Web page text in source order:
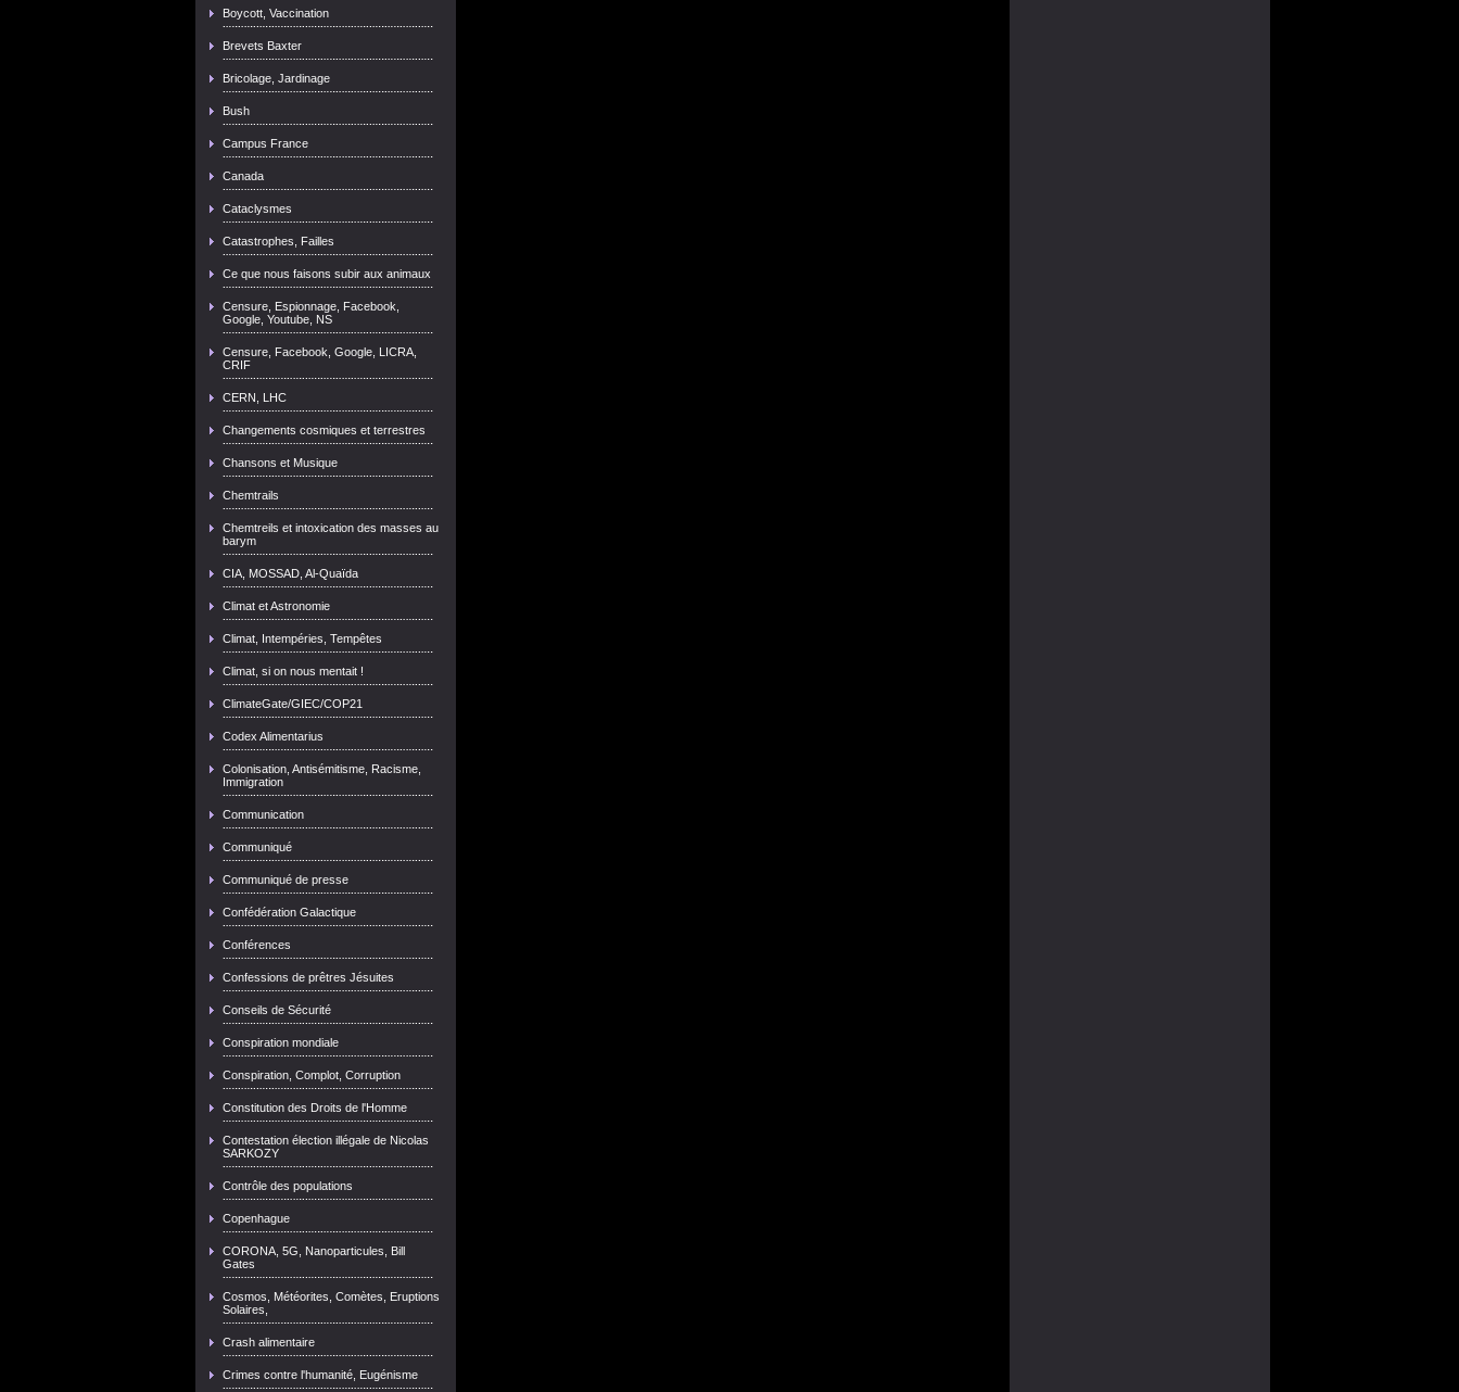
Boycott, Vaccination
Brevets Baxter
Bricolage, Jardinage
Bush
Campus France
Canada
Cataclysmes
Catastrophes, Failles
Ce que nous faisons subir aux animaux
Censure, Espionnage, Facebook,
Google, Youtube, NS
Censure, Facebook, Google, LICRA,
CRIF
CERN, LHC
Changements cosmiques et terrestres
Chansons et Musique
Chemtrails
Chemtreils et intoxication des masses au
barym
CIA, MOSSAD, Al-Quaïda
Climat et Astronomie
Climat, Intempéries, Tempêtes
Climat, si on nous mentait !
ClimateGate/GIEC/COP21
Codex Alimentarius
Colonisation, Antisémitisme, Racisme,
Immigration
Communication
Communiqué
Communiqué de presse
Confédération Galactique
Conférences
Confessions de prêtres Jésuites
Conseils de Sécurité
Conspiration mondiale
Conspiration, Complot, Corruption
Constitution des Droits de l'Homme
Contestation élection illégale de Nicolas
SARKOZY
Contrôle des populations
Copenhague
CORONA, 5G, Nanoparticules, Bill
Gates
Cosmos, Météorites, Comètes, Eruptions
Solaires,
Crash alimentaire
Crimes contre l'humanité, Eugénisme